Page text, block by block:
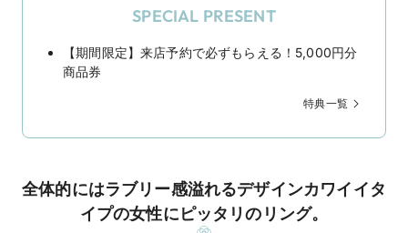
SPECIAL PRESENT
【期間限定】来店予約で必ずもらえる！5,000円分
商品券
特典一覧
全体的にはラブリー感溢れるデザインカワイイタ
イプの女性にピッタリのリング。